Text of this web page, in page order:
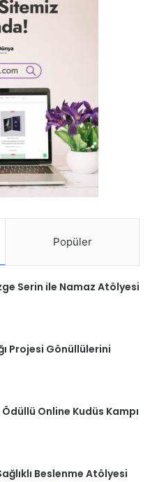
Popüler
Serin ile Namaz Atölyesi
Projesi Gönüllülerini
Online Kudüs Kampı
Beslenme Atölyesi